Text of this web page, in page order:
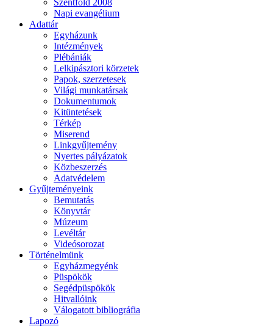
Szentföld 2008
Napi evangélium
Adattár
Egyházunk
Intézmények
Plébániák
Lelkipásztori körzetek
Papok, szerzetesek
Világi munkatársak
Dokumentumok
Kitüntetések
Térkép
Miserend
Linkgyűjtemény
Nyertes pályázatok
Közbeszerzés
Adatvédelem
Gyűjteményeink
Bemutatás
Könyvtár
Múzeum
Levéltár
Videósorozat
Történelmünk
Egyházmegyénk
Püspökök
Segédpüspökök
Hitvallóink
Válogatott bibliográfia
Lapozó